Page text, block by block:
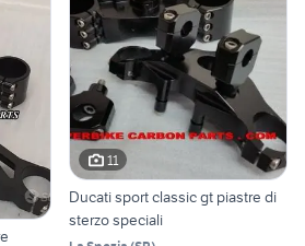
11
Ducati sport classic gt piastre di
sterzo speciali